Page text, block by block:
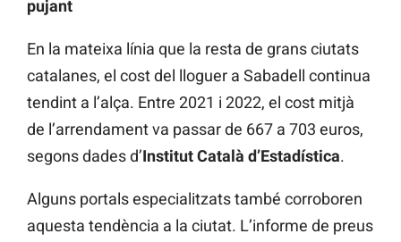
pujant
En la mateixa línia que la resta de grans ciutats
catalanes, el cost del lloguer a Sabadell continua
tendint a l’alça. Entre 2021 i 2022, el cost mitjà
de l’arrendament va passar de 667 a 703 euros,
segons dades d’Institut Català d’Estadística.
Alguns portals especialitzats també corroboren
aquesta tendència a la ciutat. L’informe de preus